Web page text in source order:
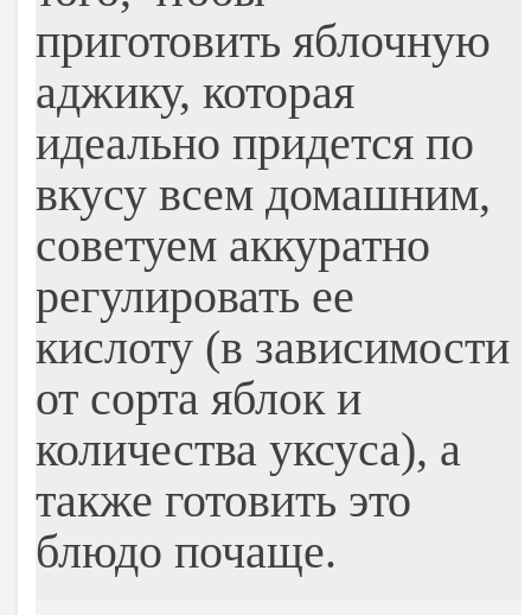
приготовить яблочную
аджику, которая
идеально придется по
вкусу всем домашним,
советуем аккуратно
регулировать ее
кислоту (в зависимости
от сорта яблок и
количества уксуса), а
также готовить это
блюдо почаще.